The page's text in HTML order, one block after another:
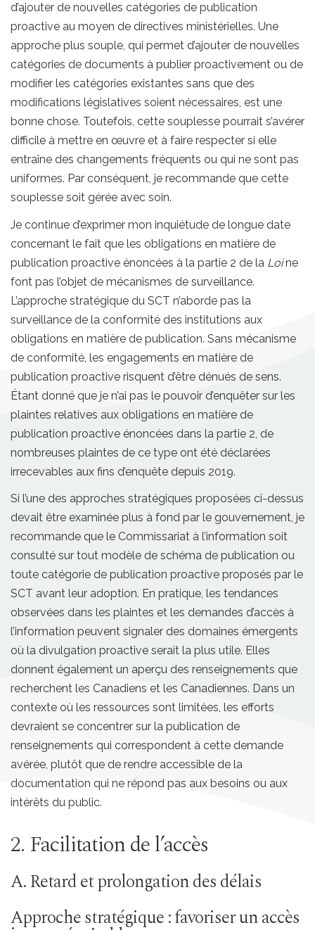
d’ajouter de nouvelles catégories de publication
proactive au moyen de directives ministérielles. Une
approche plus souple, qui permet d’ajouter de nouvelles
catégories de documents à publier proactivement ou de
modifier les catégories existantes sans que des
modifications législatives soient nécessaires, est une
bonne chose. Toutefois, cette souplesse pourrait s’avérer
difficile à mettre en œuvre et à faire respecter si elle
entraîne des changements fréquents ou qui ne sont pas
uniformes. Par conséquent, je recommande que cette
souplesse soit gérée avec soin.
Je continue d’exprimer mon inquiétude de longue date
concernant le fait que les obligations en matière de
publication proactive énoncées à la partie 2 de la Loine
font pas l’objet de mécanismes de surveillance.
L’approche stratégique du SCT n’aborde pas la
surveillance de la conformité des institutions aux
obligations en matière de publication. Sans mécanisme
de conformité, les engagements en matière de
publication proactive risquent d’être dénués de sens.
Étant donné que je n’ai pas le pouvoir d’enquêter sur les
plaintes relatives aux obligations en matière de
publication proactive énoncées dans la partie 2, de
nombreuses plaintes de ce type ont été déclarées
irrecevables aux fins d’enquête depuis 2019.
Si l’une des approches stratégiques proposées ci-dessus
devait être examinée plus à fond par le gouvernement, je
recommande que le Commissariat à l’information soit
consulté sur tout modèle de schéma de publication ou
toute catégorie de publication proactive proposés par le
SCT avant leur adoption. En pratique, les tendances
observées dans les plaintes et les demandes d’accès à
l’information peuvent signaler des domaines émergents
où la divulgation proactive serait la plus utile. Elles
donnent également un aperçu des renseignements que
recherchent les Canadiens et les Canadiennes. Dans un
contexte où les ressources sont limitées, les efforts
devraient se concentrer sur la publication de
renseignements qui correspondent à cette demande
avérée, plutôt que de rendre accessible de la
documentation qui ne répond pas aux besoins ou aux
intérêts du public.
2. Facilitation de l’accès
A. Retard et prolongation des délais
Approche stratégique : favoriser un accès